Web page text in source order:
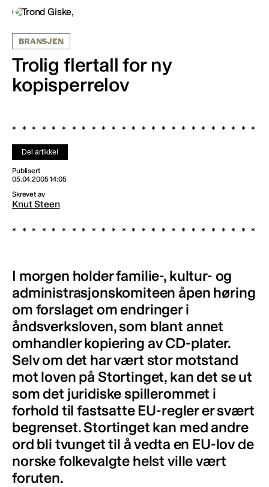
BRANSJEN
Trolig flertall for ny
kopisperrelov
Del artikkel
Publisert
05.04.2005 14:05
Skrevet av
Knut Steen
I morgen holder familie-, kultur- og
administrasjonskomiteen åpen høring
om forslaget om endringer i
åndsverksloven, som blant annet
omhandler kopiering av CD-plater.
Selv om det har vært stor motstand
mot loven på Stortinget, kan det se ut
som det juridiske spillerommet i
forhold til fastsatte EU-regler er svært
begrenset. Stortinget kan med andre
ord bli tvunget til å vedta en EU-lov de
norske folkevalgte helst ville vært
foruten.